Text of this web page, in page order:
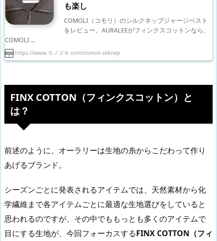
も楽し
COMOLI（コモリ）のシルクネップジャージベスト
をレビュー。AURALEEがフィンクスコットンなら、
COMOLI ...
https://www.モノズキ.com/comoli-silknep
FINX COTTON（フィンクスコットン）と
は？
前述のように、オーラリーは生地の糸からこだわって作り
あげるブランド。
シーズンごとに発表されるアイテムでは、天然素材から化
学繊維まで各アイテムごとに最適な生地選びをしていると
思われるのですが、その中でももっとも多くのアイテムで
目にする生地が、今回フォーカスするFINX COTTON（フィ